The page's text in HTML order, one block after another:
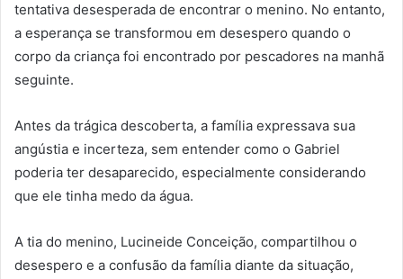
tentativa desesperada de encontrar o menino. No entanto,
a esperança se transformou em desespero quando o
corpo da criança foi encontrado por pescadores na manhã
seguinte.
Antes da trágica descoberta, a família expressava sua
angústia e incerteza, sem entender como o Gabriel
poderia ter desaparecido, especialmente considerando
que ele tinha medo da água.
A tia do menino, Lucineide Conceição, compartilhou o
desespero e a confusão da família diante da situação,